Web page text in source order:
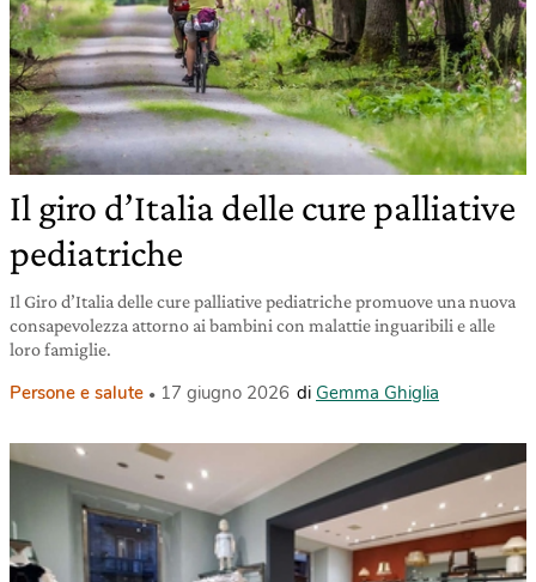
Il giro d’Italia delle cure palliative
pediatriche
Il Giro d’Italia delle cure palliative pediatriche promuove una nuova
consapevolezza attorno ai bambini con malattie inguaribili e alle
loro famiglie.
Persone e salute 17 giugno 2026 di Gemma Ghiglia